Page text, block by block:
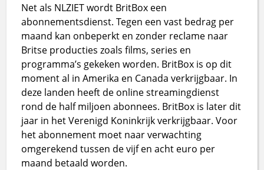
Net als NLZIET wordt BritBox een
abonnementsdienst. Tegen een vast bedrag per
maand kan onbeperkt en zonder reclame naar
Britse producties zoals films, series en
programma’s gekeken worden. BritBox is op dit
moment al in Amerika en Canada verkrijgbaar. In
deze landen heeft de online streamingdienst
rond de half miljoen abonnees. BritBox is later dit
jaar in het Verenigd Koninkrijk verkrijgbaar. Voor
het abonnement moet naar verwachting
omgerekend tussen de vijf en acht euro per
maand betaald worden.